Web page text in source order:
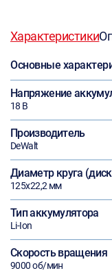
Характеристики
Основные
Напряжение
18 В
Производитель
DeWalt
Диаметр круга
125х22,2 мм
Тип аккумулятора
Li-Ion
Скорость вращения
9000 об/мин